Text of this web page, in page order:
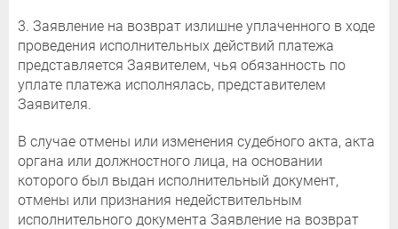
3. Заявление на возврат излишне уплаченного в ходе
проведения исполнительных действий платежа
представляется Заявителем, чья обязанность по
уплате платежа исполнялась, представителем
Заявителя.
В случае отмены или изменения судебного акта, акта
органа или должностного лица, на основании
которого был выдан исполнительный документ,
отмены или признания недействительным
исполнительного документа Заявление на возврат